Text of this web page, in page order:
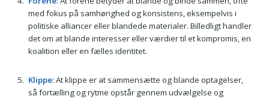
med fokus på samhørighed og konsistens, eksempelvis i
politiske alliancer eller blandede materialer. Billedligt handler
det om at blande interesser eller værdier til et kompromis, en
koalition eller en fælles identitet.
Klippe: At klippe er at sammensætte og blande optagelser,
så fortælling og rytme opstår gennem udvælgelse og